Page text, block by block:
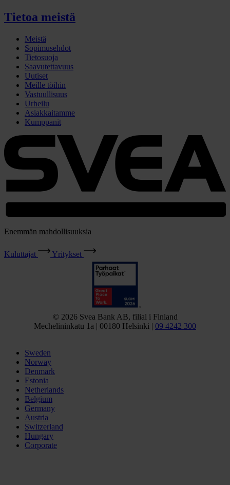
Tietoa meistä
Meistä
Sopimusehdot
Tietosuoja
Saavutettavuus
Uutiset
Meille töihin
Vastuullisuus
Urheilu
Asiakkaitamme
Kumppanit
Enemmän mahdollisuuksia
Kuluttajat Yritykset
© 2026 Svea Bank AB, filial i Finland
Mechelininkatu 1a | 00180 Helsinki | 09 4242 300
Sweden
Norway
Denmark
Estonia
Netherlands
Belgium
Germany
Austria
Switzerland
Hungary
Corporate